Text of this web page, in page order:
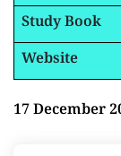
Study Book
Website
17 December